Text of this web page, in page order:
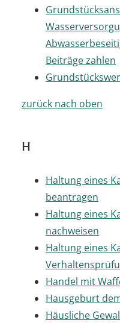
Beiträge zahlen
zurück nach oben
H
Haltung eines
beantragen
Haltung eines
nachweisen
Haltung eines
Handel mit
Hausgeburt
Häusliche